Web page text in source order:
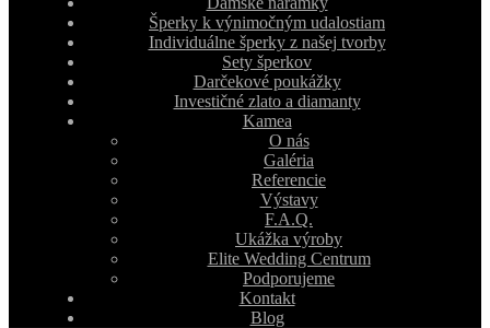
Šperky k výnimočným udalostiam
Individuálne šperky z našej tvorby
Sety šperkov
Darčekové poukážky
Investičné zlato a diamanty
Kamea
O nás
Galéria
Referencie
Výstavy
F.A.Q.
Ukážka výroby
Elite Wedding Centrum
Podporujeme
Kontakt
Blog